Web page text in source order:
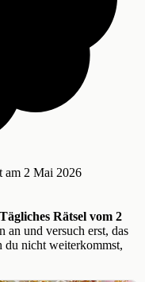
am 2 Mai 2026
Rätsel vom 2
an und versuch erst, das
du nicht weiterkommst,